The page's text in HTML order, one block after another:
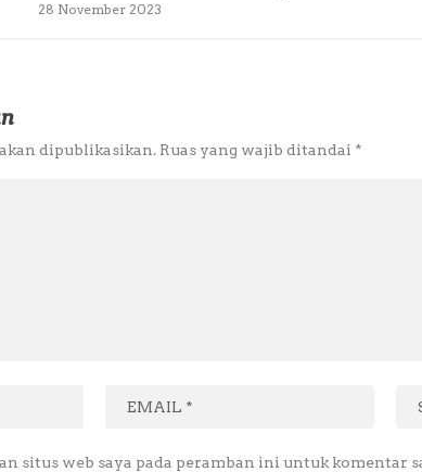
28 November 2023
dipublikasikan. Ruas yang wajib ditandai *
situs web saya pada peramban ini untuk komentar